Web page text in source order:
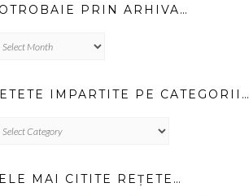
PRIN ARHIVA…
IMPARTITE PE CATEGORII…
MAI CITITE REȚETE…